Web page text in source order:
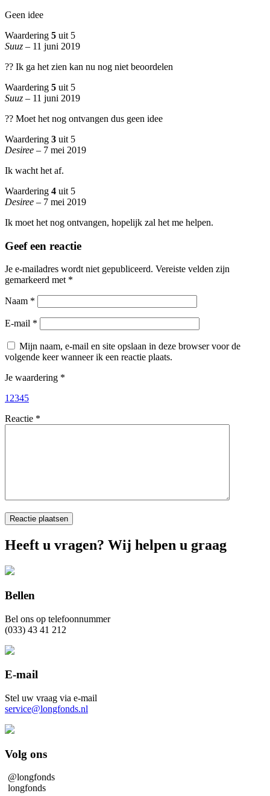
Geen idee
Waardering 5 uit 5
Suuz – 11 juni 2019
?? Ik ga het zien kan nu nog niet beoordelen
Waardering 5 uit 5
Suuz – 11 juni 2019
?? Moet het nog ontvangen dus geen idee
Waardering 3 uit 5
Desiree – 7 mei 2019
Ik wacht het af.
Waardering 4 uit 5
Desiree – 7 mei 2019
Ik moet het nog ontvangen, hopelijk zal het me helpen.
Geef een reactie
Je e-mailadres wordt niet gepubliceerd. Vereiste velden zijn
gemarkeerd met *
Naam *
E-mail *
Mijn naam, e-mail en site opslaan in deze browser voor de
volgende keer wanneer ik een reactie plaats.
Je waardering *
1 2345
Reactie *
Heeft u vragen? Wij helpen u graag
Bellen
Bel ons op telefoonnummer
(033) 43 41 212
E-mail
Stel uw vraag via e-mail
service@longfonds.nl
Volg ons
@longfonds
longfonds